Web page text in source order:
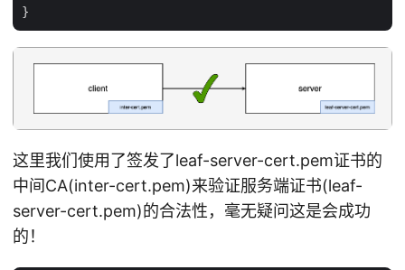
这里我们使用了签发了leaf-server-cert.pem证书的
中间CA(inter-cert.pem)来验证服务端证书(leaf-
server-cert.pem)的合法性，毫无疑问这是会成功
的！